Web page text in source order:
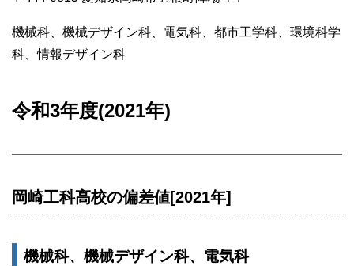
機械科、機械デザイン科、電気科、都市工学科、環境科学
科、情報デザイン科
令和3年度(2021年)
岡崎工科高校の偏差値[2021年]
機械科、機械デザイン科、電気科